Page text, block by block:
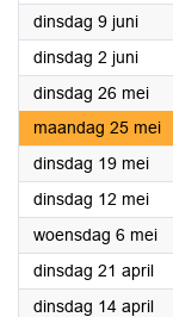
dinsdag 9 juni2026
dinsdag 2 juni2026
dinsdag 26 mei
maandag 25 mei
dinsdag 19 mei
dinsdag 12 mei
woensdag 6 mei
dinsdag 21 april
dinsdag 14 april